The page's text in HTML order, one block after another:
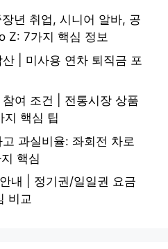
년 취업, 시니어 알바, 공
Z: 7가지 핵심 정보
| 미사용 연차 퇴직금 포
여 조건 | 전통시장 상품
지 핵심 팁
과실비율: 좌회전 차로
핵심
내 | 정기권/일일권 요금
비교